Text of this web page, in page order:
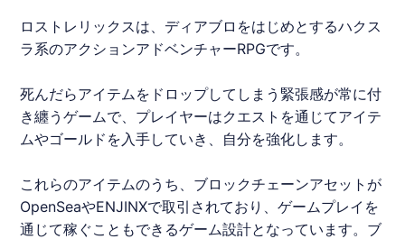
ロストレリックスは、ディアブロをはじめとするハクス
ラ系のアクションアドベンチャーRPGです。
死んだらアイテムをドロップしてしまう緊張感が常に付
き纏うゲームで、プレイヤーはクエストを通じてアイテ
ムやゴールドを入手していき、自分を強化します。
これらのアイテムのうち、ブロックチェーンアセットが
OpenSeaやENJINXで取引されており、ゲームプレイを
通じて稼ぐこともできるゲーム設計となっています。ブ